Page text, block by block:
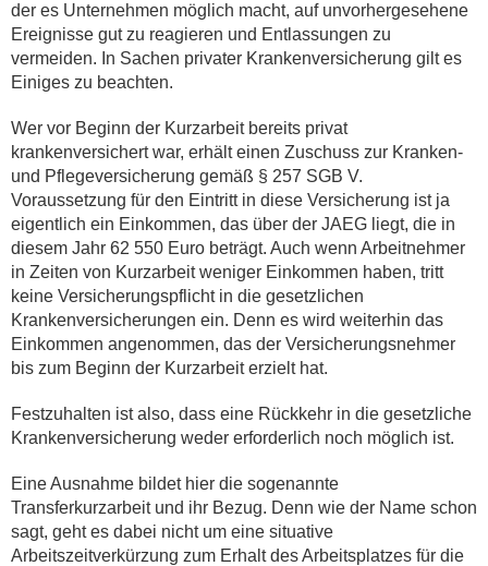
der es Unternehmen möglich macht, auf unvorhergesehene
Ereignisse gut zu reagieren und Entlassungen zu
vermeiden. In Sachen privater Krankenversicherung gilt es
Einiges zu beachten.
Wer vor Beginn der Kurzarbeit bereits privat
krankenversichert war, erhält einen Zuschuss zur Kranken-
und Pflegeversicherung gemäß § 257 SGB V.
Voraussetzung für den Eintritt in diese Versicherung ist ja
eigentlich ein Einkommen, das über der JAEG liegt, die in
diesem Jahr 62 550 Euro beträgt. Auch wenn Arbeitnehmer
in Zeiten von Kurzarbeit weniger Einkommen haben, tritt
keine Versicherungspflicht in die gesetzlichen
Krankenversicherungen ein. Denn es wird weiterhin das
Einkommen angenommen, das der Versicherungsnehmer
bis zum Beginn der Kurzarbeit erzielt hat.
Festzuhalten ist also, dass eine Rückkehr in die gesetzliche
Krankenversicherung weder erforderlich noch möglich ist.
Eine Ausnahme bildet hier die sogenannte
Transferkurzarbeit und ihr Bezug. Denn wie der Name schon
sagt, geht es dabei nicht um eine situative
Arbeitszeitverkürzung zum Erhalt des Arbeitsplatzes für die